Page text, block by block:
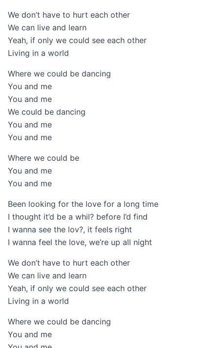
We don’t have to hurt each other
We can live and learn
Yeah, if only we could see each other
Living in a world
Where we could be dancing
You and me
You and me
We could be dancing
You and me
You and me
Where we could be
You and me
You and me
Been looking for the love for a long time
I thought it’d be a whil? before I’d find
I wanna see the lov?, it feels right
I wanna feel the love, we’re up all night
We don’t have to hurt each other
We can live and learn
Yeah, if only we could see each other
Living in a world
Where we could be dancing
You and me